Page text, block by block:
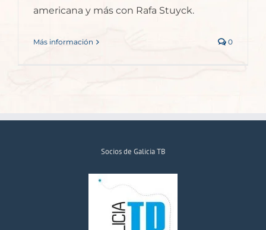
americana y más con Rafa Stuyck.
Más información 0
Socios de Galicia TB